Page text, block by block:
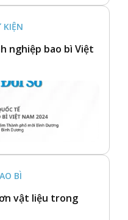
KIỆN
nghiệp bao bì Việt
BÌ
vật liệu trong